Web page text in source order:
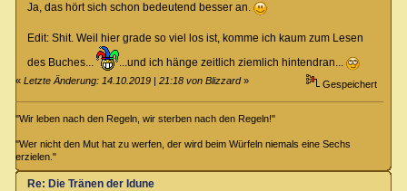
Ja, das hört sich schon bedeutend besser an.
Edit: Shit. Weil hier grade so viel los ist, komme ich kaum zum Lesen
des Buches...
...und ich hänge zeitlich ziemlich hintendran...
«Letzte Änderung: 14.10.2019 | 21:18 von Blizzard» Gespeichert
"Wir leben nach den Regeln, wir sterben nach den Regeln!"
"Wer nicht den Mut hat zu werfen, der wird beim Würfeln niemals eine Sechs
erzielen."
Re: Die Tränen der Idune